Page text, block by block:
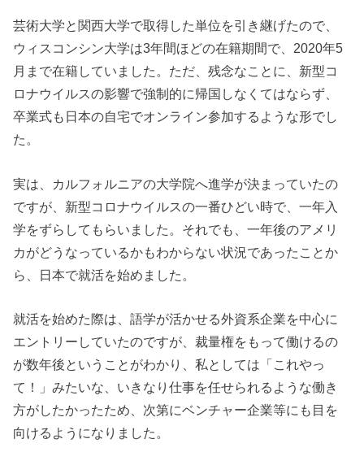
芸術大学と関西大学で取得した単位を引き継げたので、
ウィスコンシン大学は3年間ほどの在籍期間で、2020年5
月まで在籍していました。ただ、残念なことに、新型コ
ロナウイルスの影響で強制的に帰国しなくてはならず、
卒業式も日本の自宅でオンライン参加するような形でし
た。
実は、カルフォルニアの大学院へ進学が決まっていたの
ですが、新型コロナウイルスの一番ひどい時で、一年入
学をずらしてもらいました。それでも、一年後のアメリ
カがどうなっているかもわからない状況であったことか
ら、日本で就活を始めました。
就活を始めた際は、語学が活かせる外資系企業を中心に
エントリーしていたのですが、裁量権をもって働けるの
が数年後ということがわかり、私としては「これやっ
て！」みたいな、いきなり仕事を任せられるような働き
方がしたかったため、次第にベンチャー企業等にも目を
向けるようになりました。